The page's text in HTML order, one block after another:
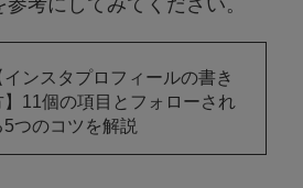
考にしてみてください。
インスタプロフィールの書き
】11個の項目とフォローされ
5つのコツを解説